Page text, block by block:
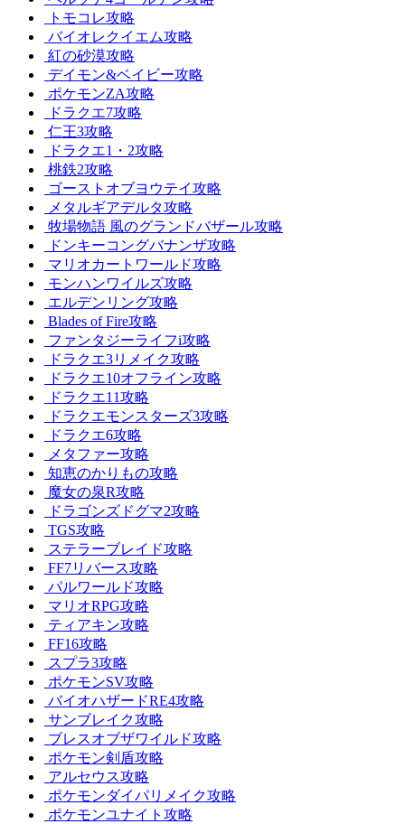
トモコレ攻略
バイオレクイエム攻略
紅の砂漠攻略
デイモン&ベイビー攻略
ポケモンZA攻略
ドラクエ7攻略
仁王3攻略
ドラクエ1・2攻略
桃鉄2攻略
ゴーストオブヨウテイ攻略
メタルギアデルタ攻略
牧場物語 風のグランドバザール攻略
ドンキーコングバナンザ攻略
マリオカートワールド攻略
モンハンワイルズ攻略
エルデンリング攻略
Blades of Fire攻略
ファンタジーライフi攻略
ドラクエ3リメイク攻略
ドラクエ10オフライン攻略
ドラクエ11攻略
ドラクエモンスターズ3攻略
ドラクエ6攻略
メタファー攻略
知恵のかりもの攻略
魔女の泉R攻略
ドラゴンズドグマ2攻略
TGS攻略
ステラーブレイド攻略
FF7リバース攻略
パルワールド攻略
マリオRPG攻略
ティアキン攻略
FF16攻略
スプラ3攻略
ポケモンSV攻略
バイオハザードRE4攻略
サンブレイク攻略
ブレスオブザワイルド攻略
ポケモン剣盾攻略
アルセウス攻略
ポケモンダイパリメイク攻略
ポケモンユナイト攻略